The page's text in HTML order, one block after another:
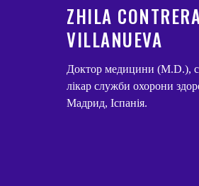
ZHILA
VILLANUEVA
Доктор медицини (M.D.),
лікар служби охорони
Мадрид, Іспанія.